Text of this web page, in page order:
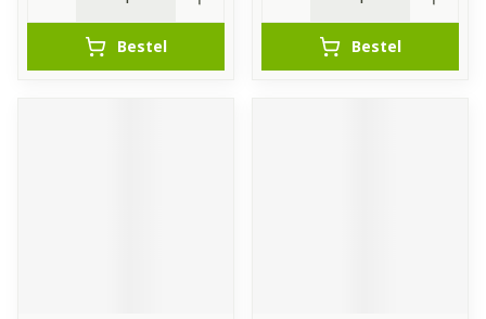
Bestel Bestel